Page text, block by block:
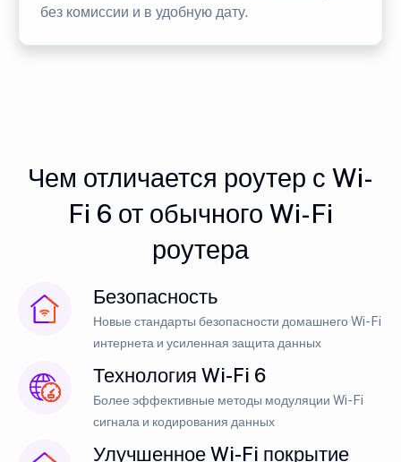
без комиссии и в удобную дату.
Чем отличается роутер с Wi-
Fi 6 от обычного Wi-Fi
роутера
Безопасность
Новые стандарты безопасности домашнего Wi-Fi
интернета и усиленная защита данных
Технология Wi-Fi 6
Более эффективные методы модуляции Wi-Fi
сигнала и кодирования данных
Улучшенное Wi-Fi покрытие